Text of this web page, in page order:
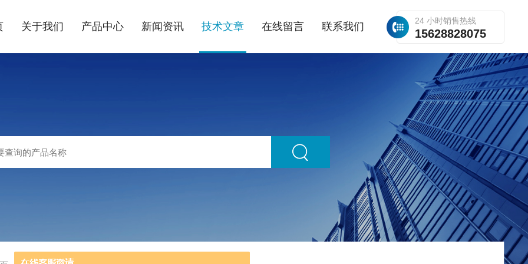
24 小时销售热线
15628828075
关于我们 产品中心 新闻资讯 技术文章 在线留言 联系我们